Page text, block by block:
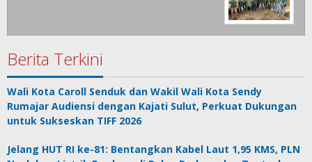
Berita Terkini
Wali Kota Caroll Senduk dan Wakil Wali Kota Sendy
Rumajar Audiensi dengan Kajati Sulut, Perkuat Dukungan
untuk Sukseskan TIFF 2026
Jelang HUT RI ke-81: Bentangkan Kabel Laut 1,95 KMS, PLN